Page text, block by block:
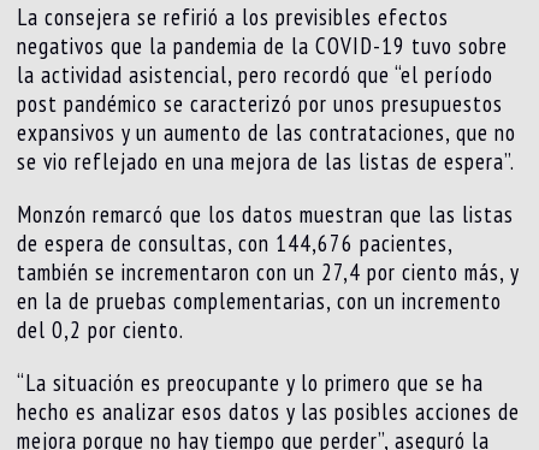
La consejera se refirió a los previsibles efectos
negativos que la pandemia de la COVID-19 tuvo sobre
la actividad asistencial, pero recordó que “el período
post pandémico se caracterizó por unos presupuestos
expansivos y un aumento de las contrataciones, que no
se vio reflejado en una mejora de las listas de espera”.
Monzón remarcó que los datos muestran que las listas
de espera de consultas, con 144,676 pacientes,
también se incrementaron con un 27,4 por ciento más, y
en la de pruebas complementarias, con un incremento
del 0,2 por ciento.
“La situación es preocupante y lo primero que se ha
hecho es analizar esos datos y las posibles acciones de
mejora porque no hay tiempo que perder”, aseguró la